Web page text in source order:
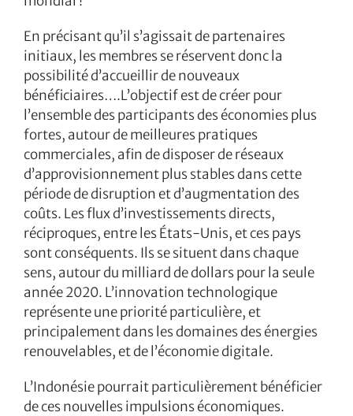
En précisant qu’il s’agissait de partenaires
initiaux, les membres se réservent donc la
possibilité d’accueillir de nouveaux
bénéficiaires….L’objectif est de créer pour
l’ensemble des participants des économies plus
fortes, autour de meilleures pratiques
commerciales, afin de disposer de réseaux
d’approvisionnement plus stables dans cette
période de disruption et d’augmentation des
coûts. Les flux d’investissements directs,
réciproques, entre les États-Unis, et ces pays
sont conséquents. Ils se situent dans chaque
sens, autour du milliard de dollars pour la seule
année 2020. L’innovation technologique
représente une priorité particulière, et
principalement dans les domaines des énergies
renouvelables, et de l’économie digitale.
L’Indonésie pourrait particulièrement bénéficier
de ces nouvelles impulsions économiques.